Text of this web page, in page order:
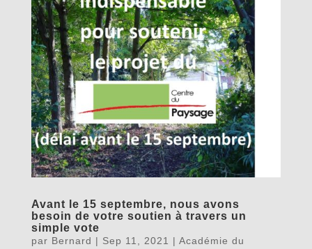
Avant le 15 septembre, nous avons
besoin de votre soutien à travers un
simple vote
par Bernard | Sep 11, 2021 | Académie du